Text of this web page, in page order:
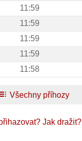
11:59
11:59
11:59
11:59
11:58
Všechny příhozy
Jak dražit?